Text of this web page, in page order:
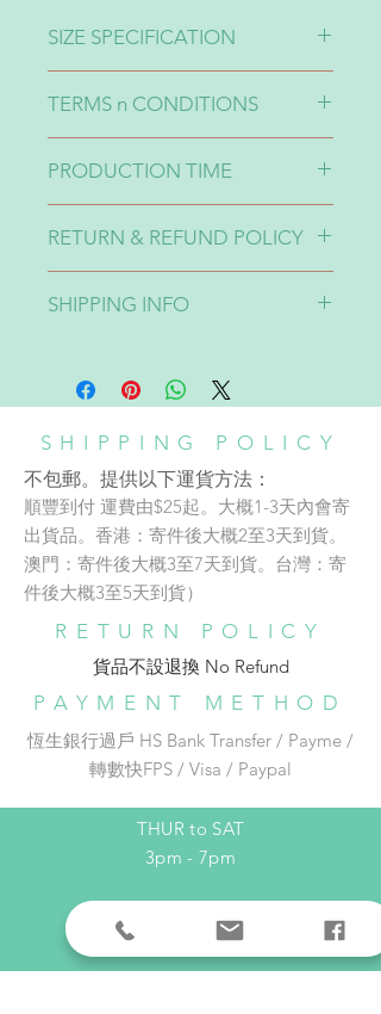
SIZE SPECIFICATION
SIZE (cm)
22" 55 x 37 x 25
24" 61.5 x 41.5 x 26
26" 64.5 x 46 x 29
TERMS n CONDITIONS
請留意🙏🏽
3-不同貨品來自不同supplier所以製
作時同一個顏色的設計一定會出現
特定日子前收貨請先告知：）
拍。貨品不設退換。
PRODUCTION TIME
weeks.
製作時間大概2-4星期。
RETURN & REFUND POLICY
況，介意者慎拍。貨品不設退換。
SHIPPING INFO
順豐到付
運費由$30起。香港：寄件後大概2
天到貨。台灣：寄件後大概3至5天
到貨）
SHOP/WORKSHOP
Address:
️⛩️銅鑼灣東角Laforet 1 樓137號舖
🚇地鐵銅鑼灣 E 出口步行約 1 分鐘
Phone: 852-96542526
OPENING HOURS
THUR to SAT
3pm - 7pm
SHIPPING POLICY
不包郵。提供以下運貨方法：
順豐到付 運費由$25起。大概1-3天內會寄
出貨品。香港：寄件後大概2至3天到貨。
澳門：寄件後大概3至7天到貨。台灣：寄
件後大概3至5天到貨）
RETURN POLICY
貨品不設退換 No Refund​
PAYMENT METHOD
恆生銀行過戶 HS Bank Transfer / Payme /
轉數快FPS / Visa / Paypal